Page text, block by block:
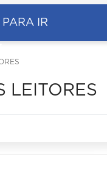
PARA IR
LEITORES